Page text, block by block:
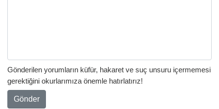
Gönderilen yorumların küfür, hakaret ve suç unsuru içermemesi
gerektiğini okurlarımıza önemle hatırlatırız!
Gönder